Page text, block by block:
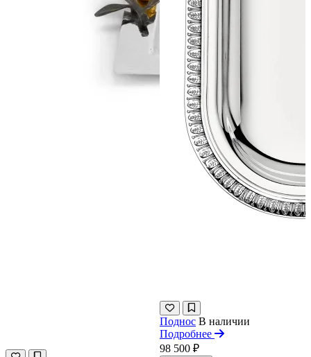
Поднос В наличии
Подробнее
98 500 ₽